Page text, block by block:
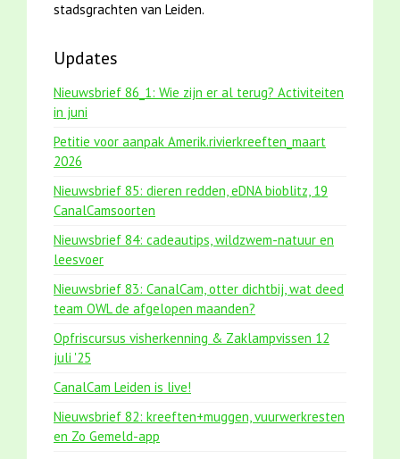
stadsgrachten van Leiden.
Updates
Nieuwsbrief 86_1: Wie zijn er al terug? Activiteiten
in juni
Petitie voor aanpak Amerik.rivierkreeften_maart
2026
Nieuwsbrief 85: dieren redden, eDNA bioblitz, 19
CanalCamsoorten
Nieuwsbrief 84: cadeautips, wildzwem-natuur en
leesvoer
Nieuwsbrief 83: CanalCam, otter dichtbij, wat deed
team OWL de afgelopen maanden?
Opfriscursus visherkenning & Zaklampvissen 12
juli '25
CanalCam Leiden is live!
Nieuwsbrief 82: kreeften+muggen, vuurwerkresten
en Zo Gemeld-app